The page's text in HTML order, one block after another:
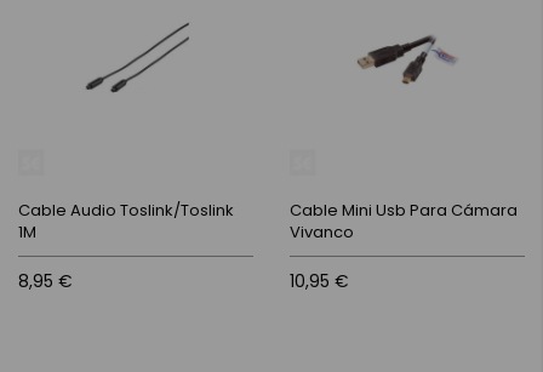
Cable Audio Toslink/Toslink
1M
8,95 €
Cable Mini Usb Para Cámara
Vivanco
10,95 €